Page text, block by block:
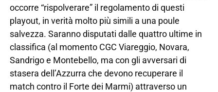
occorre “rispolverare” il regolamento di questi
playout, in verità molto più simili a una poule
salvezza. Saranno disputati dalle quattro ultime in
classifica (al momento CGC Viareggio, Novara,
Sandrigo e Montebello, ma con gli avversari di
stasera dell’Azzurra che devono recuperare il
match contro il Forte dei Marmi) attraverso un